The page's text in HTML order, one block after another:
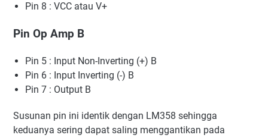
Pin 8 : VCC atau V+
Pin Op Amp B
Pin 5 : Input Non-Inverting (+) B
Pin 6 : Input Inverting (-) B
Pin 7 : Output B
Susunan pin ini identik dengan LM358 sehingga
keduanya sering dapat saling menggantikan pada